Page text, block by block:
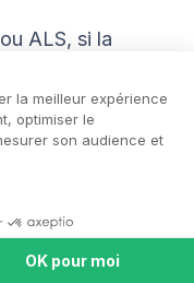
ALS, si la
(ASH),
de vos obligés